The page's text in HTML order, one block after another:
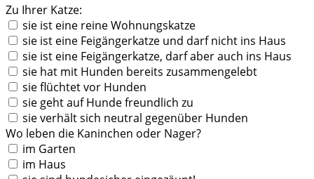
Zu Ihrer Katze:
sie ist eine reine Wohnungskatze
sie ist eine Feigängerkatze und darf nicht ins Haus
sie ist eine Feigängerkatze, darf aber auch ins Haus
sie hat mit Hunden bereits zusammengelebt
sie flüchtet vor Hunden
sie geht auf Hunde freundlich zu
sie verhält sich neutral gegenüber Hunden
Wo leben die Kaninchen oder Nager?
im Garten
im Haus